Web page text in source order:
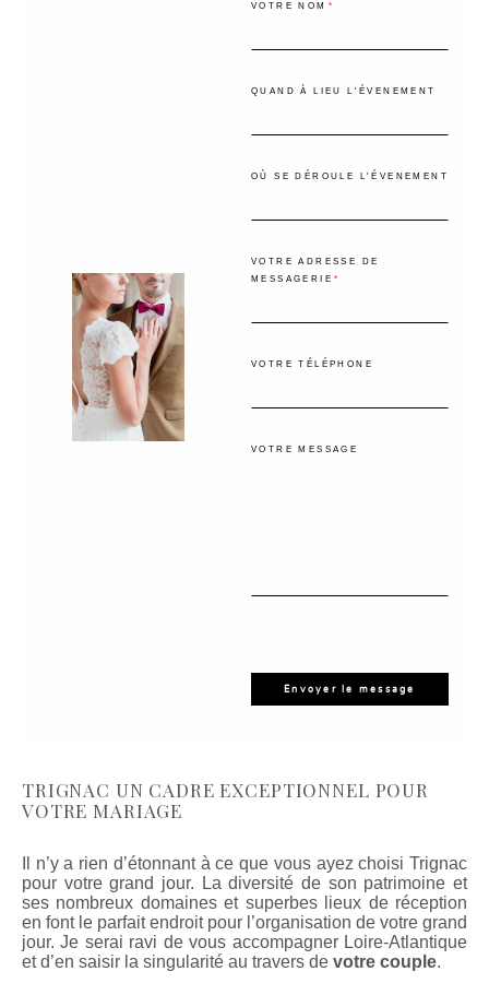
VOTRE NOM
QUAND À LIEU L'ÉVENEMENT
OÙ SE DÉROULE L'ÉVENEMENT
VOTRE ADRESSE DE
MESSAGERIE
VOTRE TÉLÉPHONE
VOTRE MESSAGE
TRIGNAC UN CADRE EXCEPTIONNEL POUR
VOTRE MARIAGE
Il n’y a rien d’étonnant à ce que vous ayez choisi Trignac
pour votre grand jour. La diversité de son patrimoine et
ses nombreux domaines et superbes lieux de réception
en font le parfait endroit pour l’organisation de votre grand
jour. Je serai ravi de vous accompagner Loire-Atlantique
et d’en saisir la singularité au travers de votre couple.